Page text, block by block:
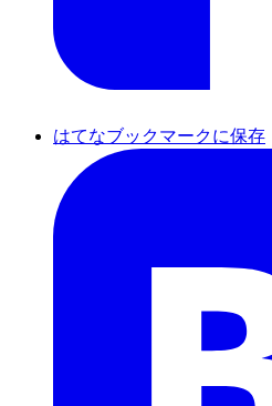
はてなブックマークに保存